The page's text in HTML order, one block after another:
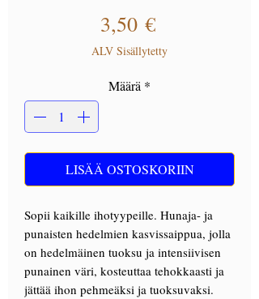
3,50 €Hinta
ALV Sisällytetty
Määrä *
LISÄÄ OSTOSKORIIN
Sopii kaikille ihotyypeille. Hunaja- ja
punaisten hedelmien kasvissaippua, jolla
on hedelmäinen tuoksu ja intensiivisen
punainen väri, kosteuttaa tehokkaasti ja
jättää ihon pehmeäksi ja tuoksuvaksi.